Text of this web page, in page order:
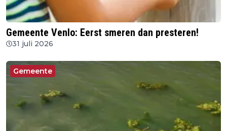
Gemeente Venlo: Eerst smeren dan presteren!
31 juli 2026
Gemeente